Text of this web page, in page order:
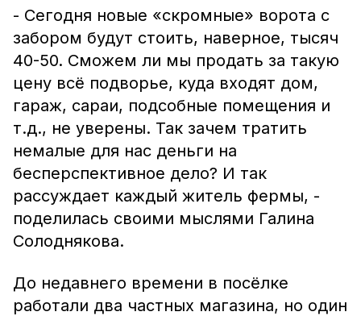
- Сегодня новые «скромные» ворота с
забором будут стоить, наверное, тысяч
40-50. Сможем ли мы продать за такую
цену всё подворье, куда входят дом,
гараж, сараи, подсобные помещения и
т.д., не уверены. Так зачем тратить
немалые для нас деньги на
бесперспективное дело? И так
рассуждает каждый житель фермы, -
поделилась своими мыслями Галина
Солоднякова.
До недавнего времени в посёлке
работали два частных магазина, но один